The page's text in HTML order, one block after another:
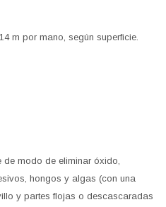
m por mano, según superficie.
de modo de eliminar óxido,
hongos y algas (con una
y partes flojas o descascaradas